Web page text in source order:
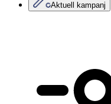
Aktuell kampanj